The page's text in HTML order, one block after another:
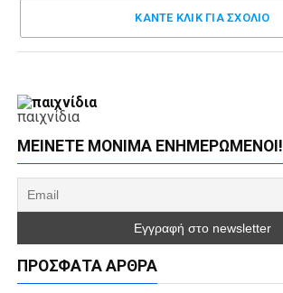
ΚΑΝΤΕ ΚΛΊΚ ΓΙΑ ΣΧΌΛΙΟ
παιχνίδια
ΜΕΊΝΕΤΕ ΜΌΝΙΜΑ ΕΝΗΜΕΡΏΜΕΝΟΙ!
ΠΡΌΣΦΑΤΑ ΆΡΘΡΑ